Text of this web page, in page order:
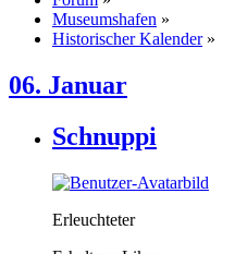
Museumshafen »
Historischer Kalender »
06. Januar
Schnuppi
Erleuchteter